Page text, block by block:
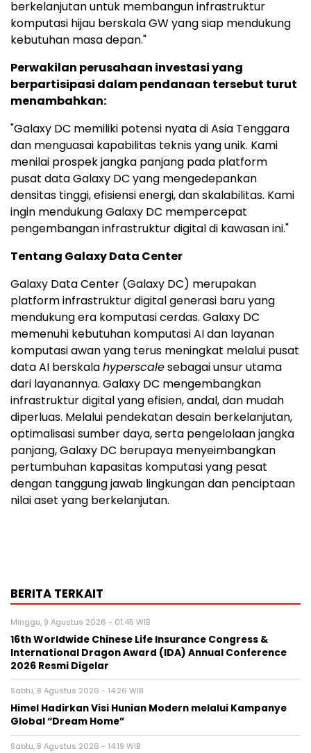
berkelanjutan untuk membangun infrastruktur
komputasi hijau berskala GW yang siap mendukung
kebutuhan masa depan."
Perwakilan perusahaan investasi yang
berpartisipasi dalam pendanaan tersebut turut
menambahkan:
"Galaxy DC memiliki potensi nyata di Asia Tenggara
dan menguasai kapabilitas teknis yang unik. Kami
menilai prospek jangka panjang pada platform
pusat data Galaxy DC yang mengedepankan
densitas tinggi, efisiensi energi, dan skalabilitas. Kami
ingin mendukung Galaxy DC mempercepat
pengembangan infrastruktur digital di kawasan ini."
Tentang Galaxy Data Center
Galaxy Data Center (Galaxy DC) merupakan
platform infrastruktur digital generasi baru yang
mendukung era komputasi cerdas. Galaxy DC
memenuhi kebutuhan komputasi AI dan layanan
komputasi awan yang terus meningkat melalui pusat
data AI berskalahyperscalesebagai unsur utama
dari layanannya. Galaxy DC mengembangkan
infrastruktur digital yang efisien, andal, dan mudah
diperluas. Melalui pendekatan desain berkelanjutan,
optimalisasi sumber daya, serta pengelolaan jangka
panjang, Galaxy DC berupaya menyeimbangkan
pertumbuhan kapasitas komputasi yang pesat
dengan tanggung jawab lingkungan dan penciptaan
nilai aset yang berkelanjutan.
BERITA TERKAIT
Minggu, 9 Agustus 2026 - 01:45 WIB
16th Worldwide Chinese Life Insurance Congress &
International Dragon Award (IDA) Annual Conference
2026 Resmi Digelar
Sabtu, 8 Agustus 2026 - 14:26 WIB
Himel Hadirkan Visi Hunian Modern melalui Kampanye
Global “Dream Home”
Sabtu, 8 Agustus 2026 - 14:19 WIB